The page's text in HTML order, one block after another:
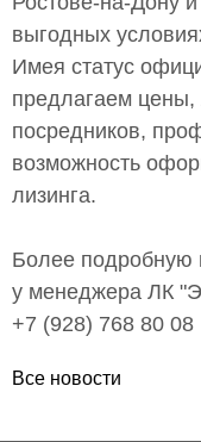
выгодных
Имея статус
предлагаем
посредников,
возможность
лизинга.
Более подробную
у менеджера ЛК
+7 (928) 768 80 08
Все новости